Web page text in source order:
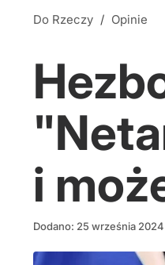
Do Rzeczy / Opinie
i
Dodano: 25 września 2024